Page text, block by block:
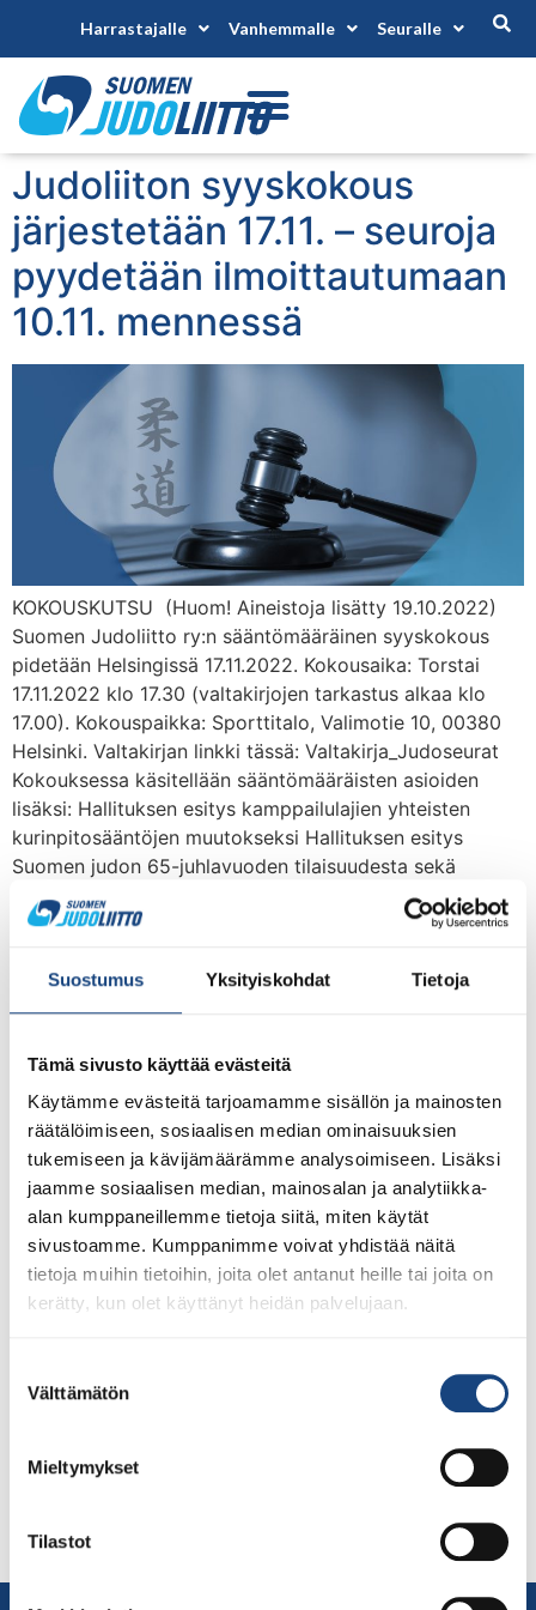
Suostumus Yksityiskohdat Tietoja
Tämä sivusto käyttää evästeitä
Käytämme evästeitä tarjoamamme sisällön ja mainosten
räätälöimiseen, sosiaalisen median ominaisuuksien
tukemiseen ja kävijämäärämme analysoimiseen. Lisäksi
jaamme sosiaalisen median, mainosalan ja analytiikka-
alan kumppaneillemme tietoja siitä, miten käytät
sivustoamme. Kumppanimme voivat yhdistää näitä
tietoja muihin tietoihin, joita olet antanut heille tai joita on
kerätty, kun olet käyttänyt heidän palvelujaan.
valinta
Välttämätön
Mieltymykset
Tilastot
Harrastajalle Vanhemmalle Seuralle
Judoliiton syyskokous
järjestetään 17.11. – seuroja
pyydetään ilmoittautumaan
10.11. mennessä
KOKOUSKUTSU (Huom! Aineistoja lisätty 19.10.2022)
Suomen Judoliitto ry:n sääntömääräinen syyskokous
pidetään Helsingissä 17.11.2022. Kokousaika: Torstai
17.11.2022 klo 17.30 (valtakirjojen tarkastus alkaa klo
17.00). Kokouspaikka: Sporttitalo, Valimotie 10, 00380
Helsinki. Valtakirjan linkki tässä: Valtakirja_Judoseurat
Kokouksessa käsitellään sääntömääräisten asioiden
lisäksi: Hallituksen esitys kamppailulajien yhteisten
kurinpitosääntöjen muutokseksi Hallituksen esitys
Suomen judon 65-juhlavuoden tilaisuudesta sekä
juhlavuoden rahaston perustamisesta ja rahaston […]
Uuden Vuoden tervehdys
Kun vuosi alkaa olemaan jo lopuillaan, haluan kiittää ja
onnitella judoperhettämme. Vaikka kulunut vuosi on
järjestettyä erilaista judotoimintaa ympäri Suomen.
Kiitos innostamisesta ja omistautumisesta kaikille
erilaisten judotapahtumien järjestäjille, komissioiden ja
valiokuntien jäsenille, valmentajille, tuomareille sekä
liiton hallitukselle ja työntekijöille. Onnittelut myös
kaikille mitalisteille ja erilaisten […]